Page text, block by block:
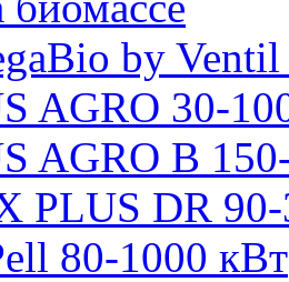
by
AGRO 30-
AGRO B
PLUS DR
80-1000 кВт